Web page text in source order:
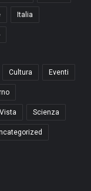
Italia
Cultura Eventi
Scienza